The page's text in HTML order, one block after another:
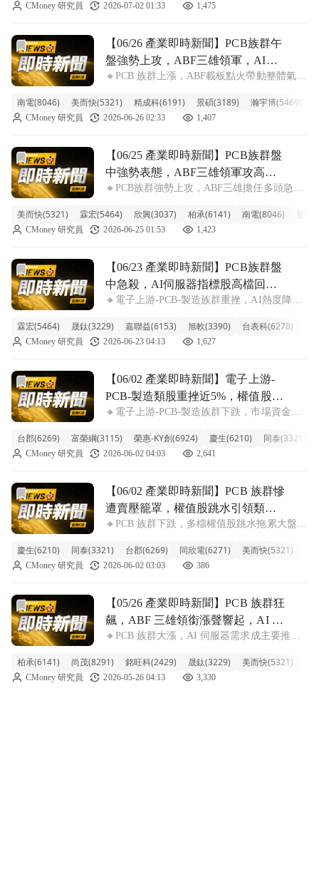
興、景碩、南電紛紛承壓，跌幅擴大，直接衝
CMoney 研究員 2026-07-02 01:33 1,475
前往【06/26 產業即時新聞】PCB族群午盤強勢上攻，ABF
【06/26 產業即時新聞】PCB族群午
盤強勢上攻，ABF三雄領軍，AI應
用展望成焦點
🔸PCB 族群上漲，ABF載板點火帶動整體氣勢
電(9.57%)、景碩(5.79%)領漲。主要受惠AI伺
服器需求增溫，市場重新評估ABF載板產業價
南電(8046) 美而快(5321) 精成科(6191) 景碩(3189) 瀚宇博(5469)
CMoney 研究員 2026-06-26 02:33 1,407
前往【06/25 產業即時新聞】PCB族群盤中強勢表態，ABF
【06/25 產業即時新聞】PCB族群盤
中強勢表態，ABF三雄領軍攻高，
AI伺服器題材續發酵。
🔸PCB族群強勢上攻，ABF三雄擔任多頭急先
過5.30%，盤中資金明顯集中在載板族群。其
中，ABF載板三雄欣興(8.49%)、南電
美而快(5321) 霖宏(5464) 欣興(3037) 柏承(6141) 南電(8046) 景碩
CMoney 研究員 2026-06-25 01:53 1,423
前往【06/23 產業即時新聞】PCB族群盤中急殺，AI伺服器
【06/23 產業即時新聞】PCB族群盤
中急殺，AI伺服器指標股高檔回
落，留意資金動向。
🔸電子上游-PCB-製造族群重挫，AI熱度降溫
日盤中表現疲弱，整體族群急跌近6%，主要
受AI伺服器概念股高檔獲利了結賣壓影響。其
霖宏(5464) 晟鈦(3229) 嘉聯益(6153) 旭軟(3390) 台表科(6278)
CMoney 研究員 2026-06-23 04:13 1,627
前往【06/02 產業即時新聞】電子上游-PCB-製造類股重挫
【06/02 產業即時新聞】電子上游-
PCB-製造類股重挫近5%，權值股賣
壓沉重拖累族群表現
🔸電子上游-PCB-製造族群下跌，市場資金明
PCB-製造族群表現疲弱，類股整體重挫達
4.66%，顯示市場賣壓沉重。盤中觀察，儘管
台郡(6269) 富榮綱(3115) 榮惠-KY創(6924) 慶生(6210) 同泰(3321)
CMoney 研究員 2026-06-02 04:03 2,641
前往【06/02 產業即時新聞】PCB 族群慘遭賣壓籠罩，權值
【06/02 產業即時新聞】PCB 族群慘
遭賣壓籠罩，權值股跳水引領類股
重挫
🔸PCB 族群下跌，多檔權值股跳水拖累大盤
數重挫達 5.58%，多檔權值股跌幅尤其顯著，
顯示市場對電子股的信心正在快速鬆動。指標
慶生(6210) 同泰(3321) 台郡(6269) 同欣電(6271) 美而快(5321)
CMoney 研究員 2026-06-02 03:03 386
前往【05/26 產業即時新聞】PCB 族群狂飆，ABF 三雄領銜
【05/26 產業即時新聞】PCB 族群狂
飆，ABF 三雄領銜漲聲響起，AI 題
材續熱
🔸PCB 族群大漲，AI 伺服器需求成主要推
達 4.48%，多檔個股如柏承、尚茂更直接攻上
漲停。其中，ABF 載板三雄欣興、景碩、南電
柏承(6141) 尚茂(8291) 銘旺科(2429) 晟鈦(3229) 美而快(5321)
CMoney 研究員 2026-05-26 04:13 3,330